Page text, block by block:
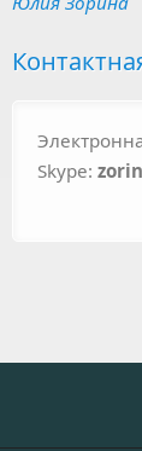
Skype: